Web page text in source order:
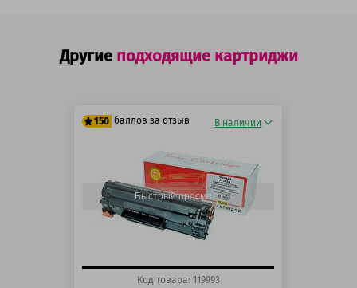
Другие подходящие картриджи
150 баллов за отзыв
125 баллов
150 баллов
В наличии
Быстрый просмотр
Код товара: 119993